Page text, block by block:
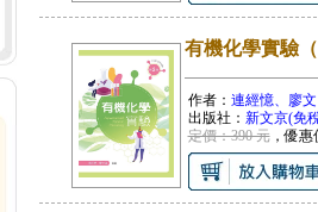
有機化學實驗
作者： 連經憶、廖
出版社： 新文京(免
定價：390 元，優惠